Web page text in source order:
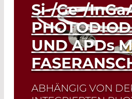
Si-/Ge-/
UNDAPDs
ABHÄNGIG VON